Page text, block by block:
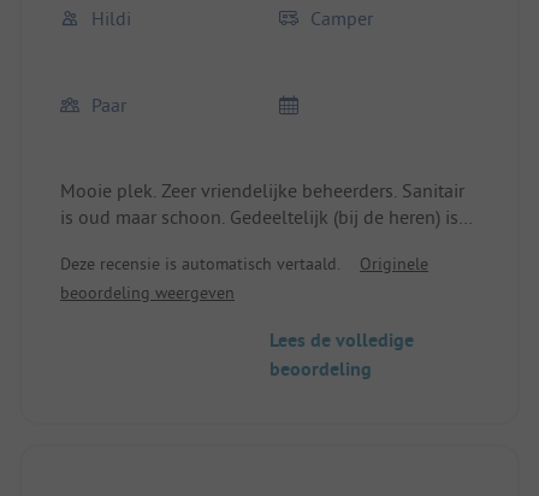
Hildi Camper
Paar
Mooie plek. Zeer vriendelijke beheerders. Sanitair
is oud maar schoon. Gedeeltelijk (bij de heren) is
Deze recensie is automatisch vertaald.
Originele
beoordeling weergeven
Lees de volledige
beoordeling